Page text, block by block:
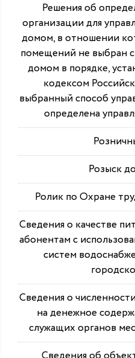
Решения об
организации для
домом, в отношении
помещений не выбран
домом в порядке,
кодексом
выбранный способ
определена
Розыск
Ролик по Охране
Сведения о качестве
абонентам с
систем
Сведения о
на денежное
служащих органов